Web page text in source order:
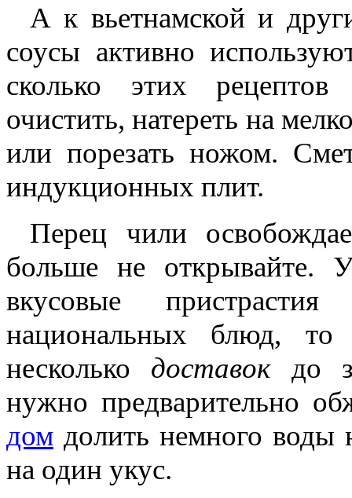
А к вьетнамской и
соусы активно
сколько этих рецептов
очистить, натереть на
или порезать ножом.
индукционных плит.
Перец чили
больше не открывайте.
вкусовые
национальных блюд,
несколько доставокдо
нужно предварительно
дом долить немного воды
на один укус.